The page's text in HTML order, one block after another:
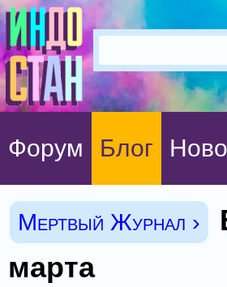
Форум Блог
Мертвый Журнал ›
марта